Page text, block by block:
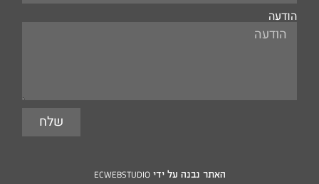
הודעה
שלח
האתר נבנה על ידיECWEBSTUDIO